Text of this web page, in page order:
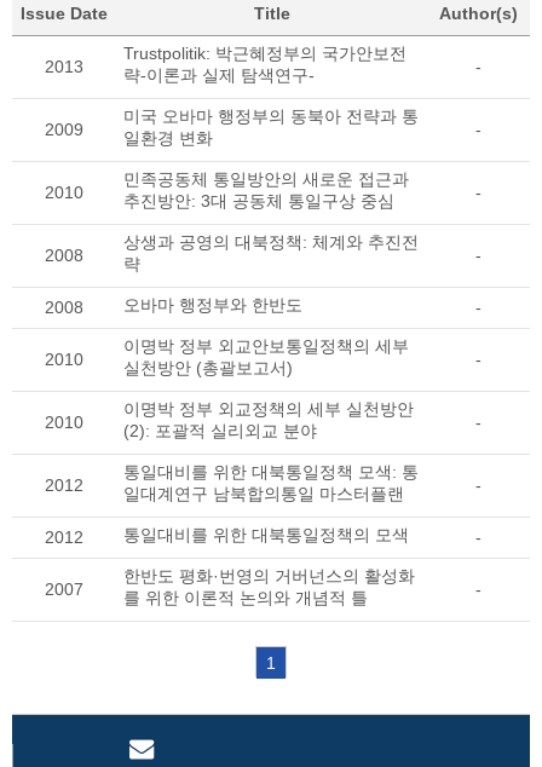
Issue Date Title Author(s)
2013
Trustpolitik: 박근혜정부의 국가안보전
략-이론과 실제 탐색연구-
-
2009
미국 오바마 행정부의 동북아 전략과 통
일환경 변화
-
2010
민족공동체 통일방안의 새로운 접근과
추진방안: 3대 공동체 통일구상 중심
-
2008
상생과 공영의 대북정책: 체계와 추진전
략
-
2008 오바마 행정부와 한반도 -
2010
이명박 정부 외교안보통일정책의 세부
실천방안 (총괄보고서)
-
2010
이명박 정부 외교정책의 세부 실천방안
(2): 포괄적 실리외교 분야
-
2012
통일대비를 위한 대북통일정책 모색: 통
일대계연구 남북합의통일 마스터플랜
-
2012 통일대비를 위한 대북통일정책의 모색 -
2007
한반도 평화·번영의 거버넌스의 활성화
를 위한 이론적 논의와 개념적 틀
-
1